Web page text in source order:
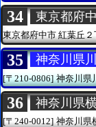
34 東京都府
東京都府中市紅葉丘２
35 神奈川県
[〒210-0806] 神奈川県
36 神奈川県
[〒240-0012] 神奈川県